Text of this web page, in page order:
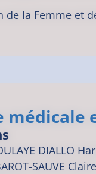
de la Femme et
médicale
DIALLO
SAUVE Claire